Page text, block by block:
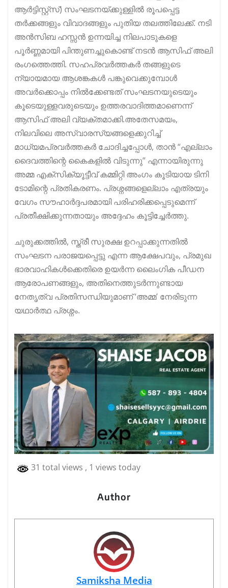
ആർട്ടിസ്റ്റ്സ്) സംഘടനയ്ക്കുള്ളിൽ രൂപപ്പെട്ട
തർക്കങ്ങളും വിവാദങ്ങളും പുതിയ തലത്തിലേക്ക്. നടി
അൻസിബ ഹസ്സൻ ഉന്നയിച്ച നിലപാടുകളെ
പൂർണ്ണമായി പിന്തുണച്ചുകൊണ്ട് നടൻ ആസിഫ് അലി
രംഗത്തെത്തി. സഹപ്രവർത്തകർ തങ്ങളുടെ
ന്യായമായ ആശങ്കകൾ പങ്കുവെക്കുമ്പോൾ
അവർക്കൊപ്പം നിൽക്കേണ്ടത് സംഘടനയുടെയും
കൂടെയുള്ളവരുടെയും ഉത്തരവാദിത്തമാണെന്ന്
ആസിഫ് അലി വ്യക്തമാക്കി.​അതേസമയം,
നിലവിലെ അസ്വാരസ്യങ്ങളെക്കുറിച്ച്
മാധ്യമപ്രവർത്തകർ ചോദിച്ചപ്പോൾ, താൻ “എല്ലാം
ദൈവത്തിന്റെ കൈകളിൽ വിടുന്നു” എന്നായിരുന്നു
അമ്മ എക്സിക്യൂട്ടീവ് കമ്മിറ്റി അംഗം കൂടിയായ ടിനി
ടോമിന്റെ പ്രതികരണം. പ്രശ്നങ്ങളെല്ലാം എത്രയും
വേഗം സൗഹാർദ്ദപരമായി പരിഹരിക്കപ്പെടുമെന്ന്
പ്രതീക്ഷിക്കുന്നതായും അദ്ദേഹം കൂട്ടിച്ചേർത്തു.
ചുരുക്കത്തിൽ, സ്ത്രീ സുരക്ഷ ഉറപ്പാക്കുന്നതിൽ
സംഘടന പരാജയപ്പെട്ടു എന്ന ആക്ഷേപവും, പ്രമുഖ
ഭാരവാഹികൾക്കെതിരെ ഉയർന്ന ലൈംഗിക പീഡന
ആരോപണങ്ങളും, അതിനെത്തുടർന്നുണ്ടായ
നേതൃത്വ പ്രതിസന്ധിയുമാണ് ‘അമ്മ’ നേരിടുന്ന
യഥാർത്ഥ പ്രശ്നം.
31 total views , 1 views today
Author
Samiksha Media